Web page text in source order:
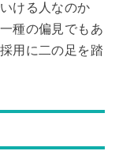
ける人なのか
種の偏見でもあ
用に二の足を踏